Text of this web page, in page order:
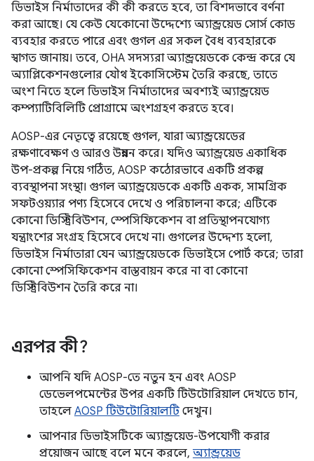
ডিভাইস নির্মাতাদের কী কী করতে হবে, তা বিশদভাবে বর্ণনা
করা আছে। যে কেউ যেকোনো উদ্দেশ্যে অ্যান্ড্রয়েড সোর্স কোড
ব্যবহার করতে পারে এবং গুগল এর সকল বৈধ ব্যবহারকে
স্বাগত জানায়। তবে, OHA সদস্যরা অ্যান্ড্রয়েডকে কেন্দ্র করে যে
অ্যাপ্লিকেশনগুলোর যৌথ ইকোসিস্টেম তৈরি করছে, তাতে
অংশ নিতে হলে ডিভাইস নির্মাতাদের অবশ্যই অ্যান্ড্রয়েড
কম্প্যাটিবিলিটি প্রোগ্রামে অংশগ্রহণ করতে হবে।
AOSP-এর নেতৃত্বে রয়েছে গুগল, যারা অ্যান্ড্রয়েডের
রক্ষণাবেক্ষণ ও আরও উন্নয়ন করে। যদিও অ্যান্ড্রয়েড একাধিক
উপ-প্রকল্প নিয়ে গঠিত, AOSP কঠোরভাবে একটি প্রকল্প
ব্যবস্থাপনা সংস্থা। গুগল অ্যান্ড্রয়েডকে একটি একক, সামগ্রিক
সফটওয়্যার পণ্য হিসেবে দেখে ও পরিচালনা করে; এটিকে
কোনো ডিস্ট্রিবিউশন, স্পেসিফিকেশন বা প্রতিস্থাপনযোগ্য
যন্ত্রাংশের সংগ্রহ হিসেবে দেখে না। গুগলের উদ্দেশ্য হলো,
ডিভাইস নির্মাতারা যেন অ্যান্ড্রয়েডকে ডিভাইসে পোর্ট করে; তারা
কোনো স্পেসিফিকেশন বাস্তবায়ন করে না বা কোনো
ডিস্ট্রিবিউশন তৈরি করে না।
এরপর কী?
আপনি যদি AOSP-তে নতুন হন এবং AOSP
ডেভেলপমেন্টের উপর একটি টিউটোরিয়াল দেখতে চান,
তাহলে AOSP টিউটোরিয়ালটি দেখুন।
আপনার ডিভাইসটিকে অ্যান্ড্রয়েড-উপযোগী করার
প্রয়োজন আছে বলে মনে করলে, অ্যান্ড্রয়েড